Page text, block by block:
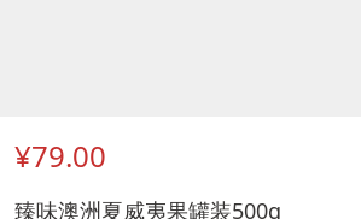
¥79.00
臻味澳洲夏威夷果罐装500g